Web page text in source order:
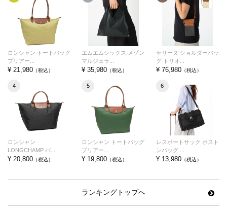
ロンシャン トートバッグ
プリアー...
¥ 21,980 （税込）
エムエムシックス メゾン
マルジェラ...
¥ 35,980 （税込）
セリーヌ ショルダーバッ
グ トリオ...
¥ 76,980（税込）
4
ロンシャン
LONGCHAMP バ...
¥ 20,800 （税込）
5
ロンシャン トートバッグ
プリアー...
¥ 19,800 （税込）
6
レスポートサック ボスト
ンバッグ ...
¥ 13,980（税込）
ランキングトップへ